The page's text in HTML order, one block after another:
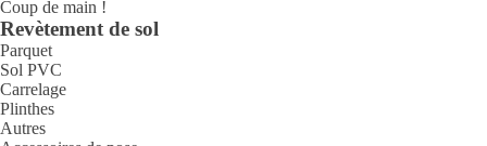
Coup de main !
Revètement de sol
Parquet
Sol PVC
Carrelage
Plinthes
Autres